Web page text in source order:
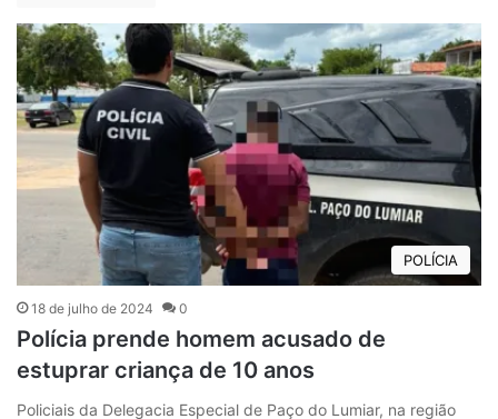
POLÍCIA
18 de julho de 2024 0
Polícia prende homem acusado de
estuprar criança de 10 anos
Policiais da Delegacia Especial de Paço do Lumiar, na região